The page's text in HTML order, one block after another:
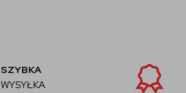
SZYBKA
WYSYŁKA